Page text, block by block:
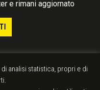
e rimani aggiornato
analisi statistica, propri e di